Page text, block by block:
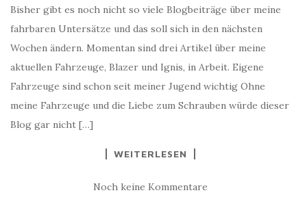
Bisher gibt es noch nicht so viele Blogbeiträge über meine
fahrbaren Untersätze und das soll sich in den nächsten
Wochen ändern. Momentan sind drei Artikel über meine
aktuellen Fahrzeuge, Blazer und Ignis, in Arbeit. Eigene
Fahrzeuge sind schon seit meiner Jugend wichtig Ohne
meine Fahrzeuge und die Liebe zum Schrauben würde dieser
Blog gar nicht […]
WEITERLESEN
Noch keine Kommentare